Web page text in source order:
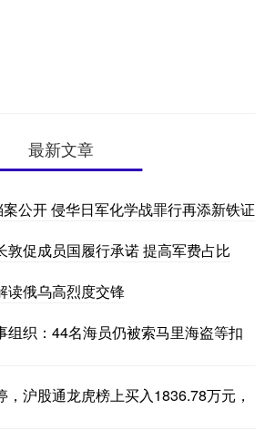
最新文章
公开 侵华日军化学战罪行再添新铁证
敦促成员国履行承诺 提高军费占比
读俄乌高烈度交锋
组织：44名海员仍被索马里海盗等扣
沪股通龙虎榜上买入1836.78万元，